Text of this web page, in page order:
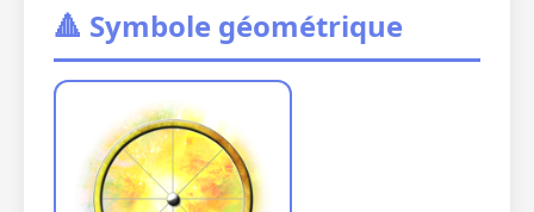
🔺 Symbole géométrique